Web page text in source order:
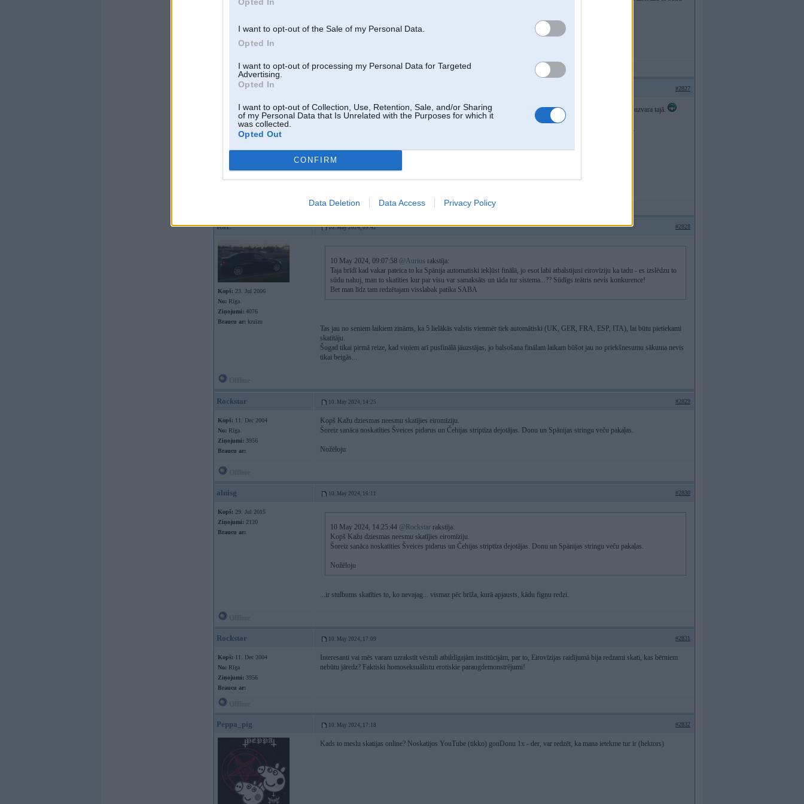
I want to opt-out of the Sale of my Personal Data.
Opted In
I want to opt-out of processing my Personal Data for Targeted
Advertising.
Opted In
I want to opt-out of Collection, Use, Retention, Sale, and/or Sharing
of my Personal Data that Is Unrelated with the Purposes for which it
was collected.
Opted Out
CONFIRM
Data Deletion Data Access Privacy Policy
248
Offline
#2827
Rīga
Ziņojumi:4246
Vispār jau tā ir ne pirmo gadu. Un tiem, kas samaksājuši, ir vienkārši automātiska kvalifikācija uz finālu, ne jau uzvara tajā.
Bet tam, ka Eirovīzija ir balagāns, nevis dziesmu/dziedāšanas konkurss, vajadzētu jau arī saprast ne pirmo gadu.
RaL 10. May 2024, 09:42 #2828
Kopš: 23. Jul 2006
No: Rīga
Ziņojumi: 4076
Braucu ar: kruīzu
10 May 2024, 09:07:58 @Aurius rakstīja:
Taja brīdī kad vakar pateica to ka Spānija automatiski iekļūst finālā, jo esot labi atbalstijusi eirovīziju ka tadu - es izslēdzu to
sūdu nahuj, man to skatīties kur par visu var samaksāts un tāda tur sistema...?? Sūdīgs teātris nevis konkurence!
Bet man līdz tam redzētajam visslabak patika SABA
Tas jau no seniem laikiem zināms, ka 5 lielākās valstis vienmēr tiek automātiski (UK, GER, FRA, ESP, ITA), lai būtu pietiekami
skatītāju.
Šogad tikai pirmā reize, kad viņiem arī pusfinālā jāuzstājas, jo balsošana finālam laikam būšot jau no priekšnesumu sākuma nevis
tikai beigās...
Rockstar 10. May 2024, 14:25 #2829
Kopš: 11. Dec 2004
No: Rīga
Ziņojumi: 3956
Braucu ar:
Kopš Kažu dziesmas neesmu skatījies eiromīziju.
Šoreiz sanāca noskatīties Šveices pidarus un Čehijas striptīza dejotājas. Donu un Spānijas stringu veču pakaļas.
Nožēloju
alnisg 10. May 2024, 16:11 #2830
Kopš: 29. Jul 2015
Ziņojumi: 2120
Braucu ar:
10 May 2024, 14:25:44 @Rockstar rakstīja:
Kopš Kažu dziesmas neesmu skatījies eiromīziju.
Šoreiz sanāca noskatīties Šveices pidarus un Čehijas striptīza dejotājas. Donu un Spānijas stringu veču pakaļas.
Nožēloju
...ir stulbums skatīties to, ko nevajag... vismaz pēc brīža, kurā apjausts, kādu figņu redzi.
Rockstar 10. May 2024, 17:09 #2831
Kopš: 11. Dec 2004
No: Rīga
Ziņojumi: 3956
Braucu ar:
Interesanti vai mēs varam uzrakstīt vēstuli atbildīgajām institūcijām, par to, Eirovīzijas raidījumā bija redzami skati, kas bērniem
nebūtu jāredz? Faktiski homoseksuālistu erotiskie paraugdemonstrējumi!
Peppa_pig 10. May 2024, 17:18 #2832
Kads to meslu skatijas online? Noskatijos YouTube (tikko) gonDonu 1x - der, var redzēt, ka mana ietekme tur ir (hektors)